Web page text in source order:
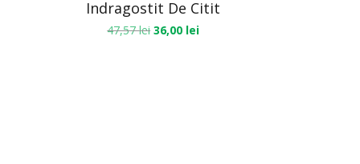
Indragostit De Citit
47,57lei 36,00 lei